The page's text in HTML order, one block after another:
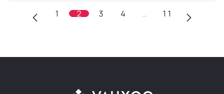
1 2 3 4 … 11